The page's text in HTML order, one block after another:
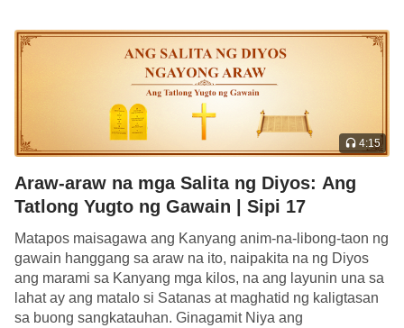
4:15
Araw-araw na mga Salita ng Diyos: Ang
Tatlong Yugto ng Gawain | Sipi 17
Matapos maisagawa ang Kanyang anim-na-libong-taon ng
gawain hanggang sa araw na ito, naipakita na ng Diyos
ang marami sa Kanyang mga kilos, na ang layunin una sa
lahat ay ang matalo si Satanas at maghatid ng kaligtasan
sa buong sangkatauhan. Ginagamit Niya ang